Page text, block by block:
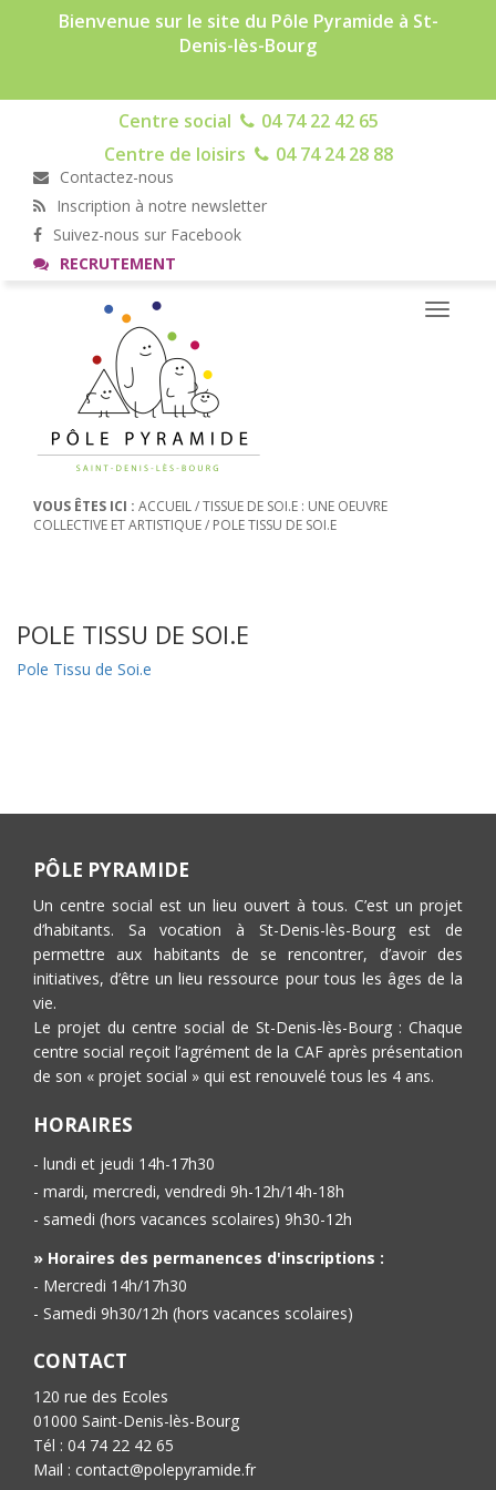
Bienvenue sur le site du Pôle Pyramide à St-
Denis-lès-Bourg
Centre social
04 74 22 42 65
Centre de loisirs
04 74 24 28 88
Contactez-nous
Inscription à notre newsletter
Suivez-nous sur Facebook
RECRUTEMENT
Toggle
VOUS ÊTES ICI : ACCUEIL/TISSUE DE SOI.E : UNE OEUVRE
COLLECTIVE ET ARTISTIQUE/ POLE TISSU DE SOI.E
POLE TISSU DE SOI.E
Pole Tissu de Soi.e
PÔLE PYRAMIDE
Un centre social est un lieu ouvert à tous. C’est un projet
d’habitants. Sa vocation à St-Denis-lès-Bourg est de
permettre aux habitants de se rencontrer, d’avoir des
initiatives, d’être un lieu ressource pour tous les âges de la
vie.
Le projet du centre social de St-Denis-lès-Bourg : Chaque
centre social reçoit l’agrément de la CAF après présentation
de son « projet social » qui est renouvelé tous les 4 ans.
HORAIRES
- lundi et jeudi 14h-17h30
- mardi, mercredi, vendredi 9h-12h/14h-18h
- samedi (hors vacances scolaires) 9h30-12h
» Horaires des permanences d'inscriptions :
- Mercredi 14h/17h30
- Samedi 9h30/12h (hors vacances scolaires)
CONTACT
120 rue des Ecoles
01000 Saint-Denis-lès-Bourg
Tél : 04 74 22 42 65
Mail : contact@polepyramide.fr